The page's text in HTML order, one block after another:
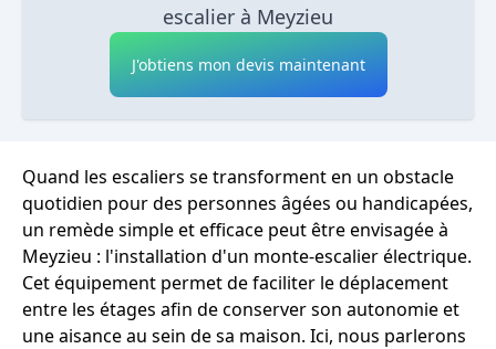
escalier à Meyzieu
J'obtiens mon devis maintenant
Quand les escaliers se transforment en un obstacle
quotidien pour des personnes âgées ou handicapées,
un remède simple et efficace peut être envisagée à
Meyzieu : l'installation d'un monte-escalier électrique.
Cet équipement permet de faciliter le déplacement
entre les étages afin de conserver son autonomie et
une aisance au sein de sa maison. Ici, nous parlerons